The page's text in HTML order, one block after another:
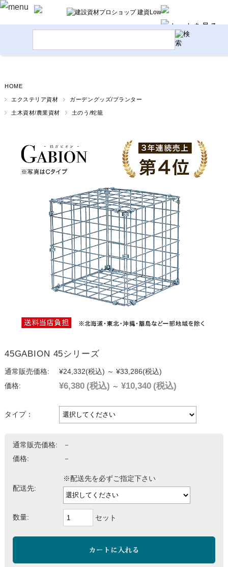
HOME
エクステリア資材 ガーデングッズ/プランター
土木資材/農業資材 土のう/蛇籠
45GABION 45シリーズ
通常販売価格: ¥24,332(税込) ～ ¥33,286(税込)
価格:
¥6,380 (税込) ～ ¥10,340 (税込)
タイプ：
通常販売価格:
－
価格:
－
配送先:
※配送先を必ずご指定下さい
数量: セット